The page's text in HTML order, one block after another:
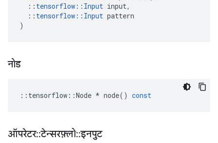
:: tensorflow :: Input input,
:: tensorflow :: Input pattern
)
नोड
:: tensorflow ::Node * node() const
ऑपरेटर::टेन्सरफ़्लो::इनपुट